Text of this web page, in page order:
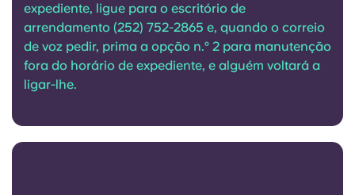
expediente, ligue para o escritório de
arrendamento (252) 752-2865 e, quando o correio
de voz pedir, prima a opção n.º 2 para manutenção
fora do horário de expediente, e alguém voltará a
ligar-lhe.